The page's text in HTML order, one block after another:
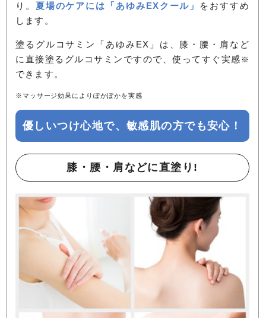
り。 夏場のケアには「あゆみEXクール」
をおすすめ
します。
塗るグルコサミン「あゆみEX」は、膝・腰・肩など
に直接塗るグルコサミンですので、使ってすぐ実感 ※
できます。
※マッサージ効果によりぽかぽかを実感
優しいつけ心地で、敏感肌の方でも安心！
膝・腰・肩などに直塗り!